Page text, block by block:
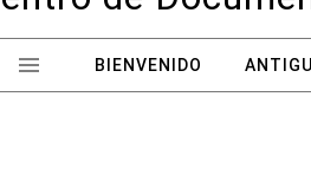
BIENVENIDO